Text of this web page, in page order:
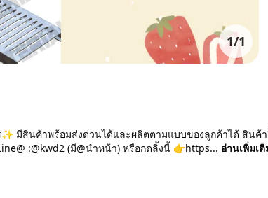
1/1
✨ มีสินค้าพร้อมส่งด่วนได้และผลิตตามแบบของลูกค้าได้ สิน
:@kwd2 (มี@นำหน้า) หรือกดลิ้งนี้ 👉https... อ่านเพิ่มเ